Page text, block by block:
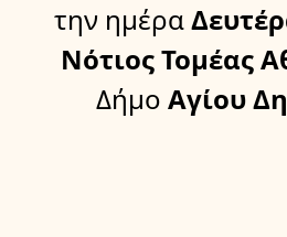
την ημέρα
Νότιος Τομέας
Δήμο Αγίου